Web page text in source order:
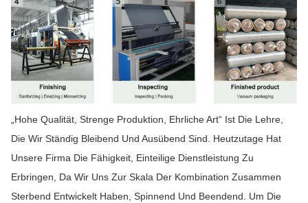
„Hohe Qualität, Strenge Produktion, Ehrliche Art“ Ist Die Lehre,
Die Wir Ständig Bleibend Und Ausübend Sind. Heutzutage Hat
Unsere Firma Die Fähigkeit, Einteilige Dienstleistung Zu
Erbringen, Da Wir Uns Zur Skala Der Kombination Zusammen
Sterbend Entwickelt Haben, Spinnend Und Beendend. Um Die